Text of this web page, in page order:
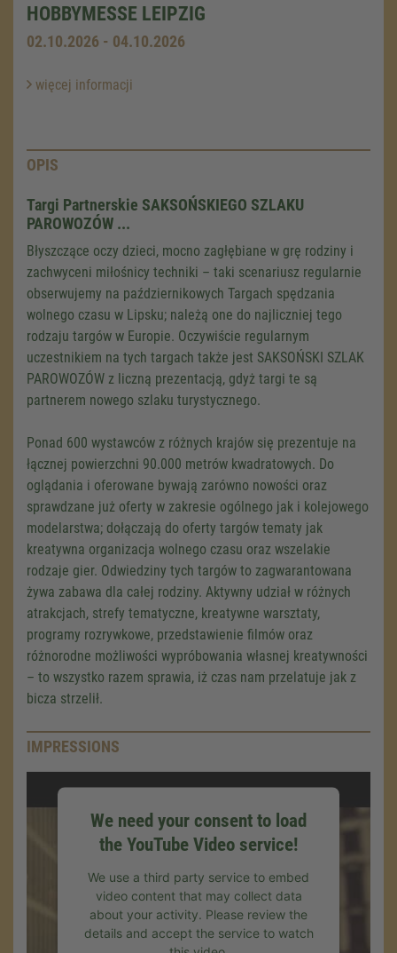
HOBBYMESSE LEIPZIG
02.10.2026 - 04.10.2026
więcej informacji
OPIS
Targi Partnerskie SAKSOŃSKIEGO SZLAKU
PAROWOZÓW ...
Błyszczące oczy dzieci, mocno zagłębiane w grę rodziny i
zachwyceni miłośnicy techniki – taki scenariusz regularnie
obserwujemy na październikowych Targach spędzania
wolnego czasu w Lipsku; należą one do najliczniej tego
rodzaju targów w Europie. Oczywiście regularnym
uczestnikiem na tych targach także jest SAKSOŃSKI SZLAK
PAROWOZÓW z liczną prezentacją, gdyż targi te są
partnerem nowego szlaku turystycznego.
Ponad 600 wystawców z różnych krajów się prezentuje na
łącznej powierzchni 90.000 metrów kwadratowych. Do
oglądania i oferowane bywają zarówno nowości oraz
sprawdzane już oferty w zakresie ogólnego jak i kolejowego
modelarstwa; dołączają do oferty targów tematy jak
kreatywna organizacja wolnego czasu oraz wszelakie
rodzaje gier. Odwiedziny tych targów to zagwarantowana
żywa zabawa dla całej rodziny. Aktywny udział w różnych
atrakcjach, strefy tematyczne, kreatywne warsztaty,
programy rozrywkowe, przedstawienie filmów oraz
różnorodne możliwości wypróbowania własnej kreatywności
– to wszystko razem sprawia, iż czas nam przelatuje jak z
bicza strzelił.
IMPRESSIONS
We need your consent to load
the YouTube Video service!
We use a third party service to embed
video content that may collect data
about your activity. Please review the
details and accept the service to watch